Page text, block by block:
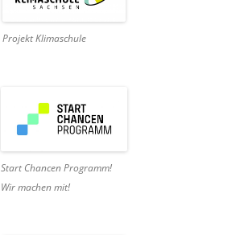
Projekt Klimaschule
Start Chancen Programm!
Wir machen mit!